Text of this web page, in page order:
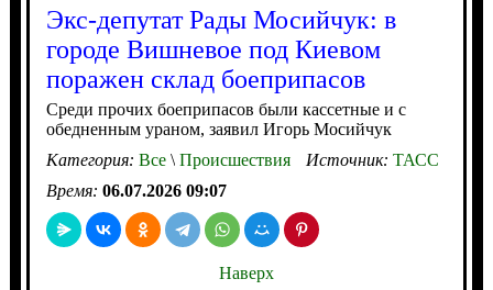
Экс-депутат Рады Мосийчук: в
городе Вишневое под Киевом
поражен склад боеприпасов
Среди прочих боеприпасов были кассетные и с
обедненным ураном, заявил Игорь Мосийчук
Категория: Все\Происшествия Источник: ТАСС
Время: 06.07.2026 09:07
Наверх